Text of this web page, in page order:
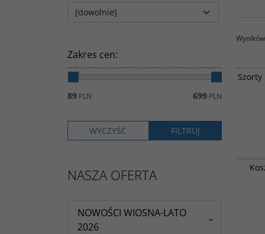
Szorty
Zakres cen:
89 PLN 699 PLN
NASZA OFERTA
NOWOŚCI WIOSNA-LATO
2026